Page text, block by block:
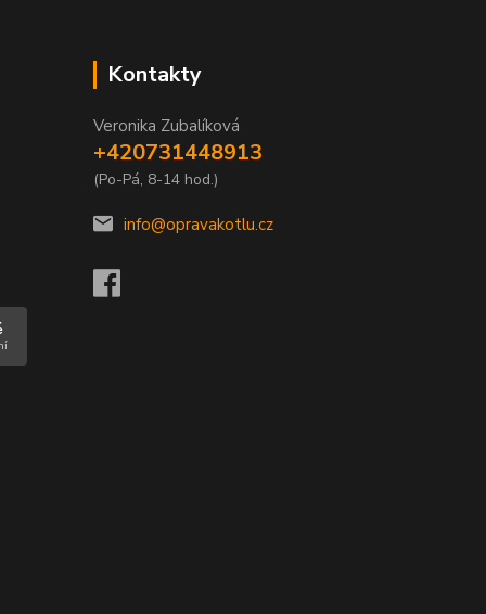
Kontakty
Veronika Zubalíková
+420731448913
(Po-Pá, 8-14 hod.)
info@opravakotlu.cz